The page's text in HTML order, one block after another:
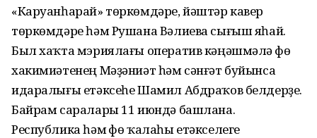
«Каруанһарай» төркөмдәре, йәштәр кавер
төркөмдәре һәм Рушана Вәлиева сығыш яһай.
Был хаҡта мэриялағы оператив кәңәшмәлә Өфө
хакимиәтенең Мәҙәниәт һәм сәнғәт буйынса
идаралығы етәксеһе Шамил Абдраҡов белдерҙе.
Байрам саралары 11 июндә башлана.
Республика һәм Өфө ҡалаһы етәкселеге